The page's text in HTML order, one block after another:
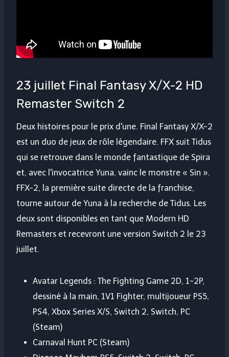
23 juillet Final Fantasy X/X-2 HD
Remaster Switch 2
Deux histoires pour le prix d'une. Final Fantasy X/X-2
est un duo de jeux de rôle légendaire. FFX suit Tidus
qui se retrouve dans le monde fantastique de Spira
et, avec l'invocatrice Yuna, vainc le monstre « Sin ».
FFX-2, la première suite directe de la franchise,
tourne autour de Yuna à la recherche de Tidus. Les
deux sont disponibles en tant que Modern HD
Remasters et recevront une version Switch 2 le 23
juillet.
Avatar Legends : The Fighting Game 2D, 1-2P,
dessiné à la main, 1V1 Fighter, multijoueur PS5,
PS4, Xbox Series X/S, Switch 2, Switch, PC
(Steam)
Carnaval Hunt PC (Steam)